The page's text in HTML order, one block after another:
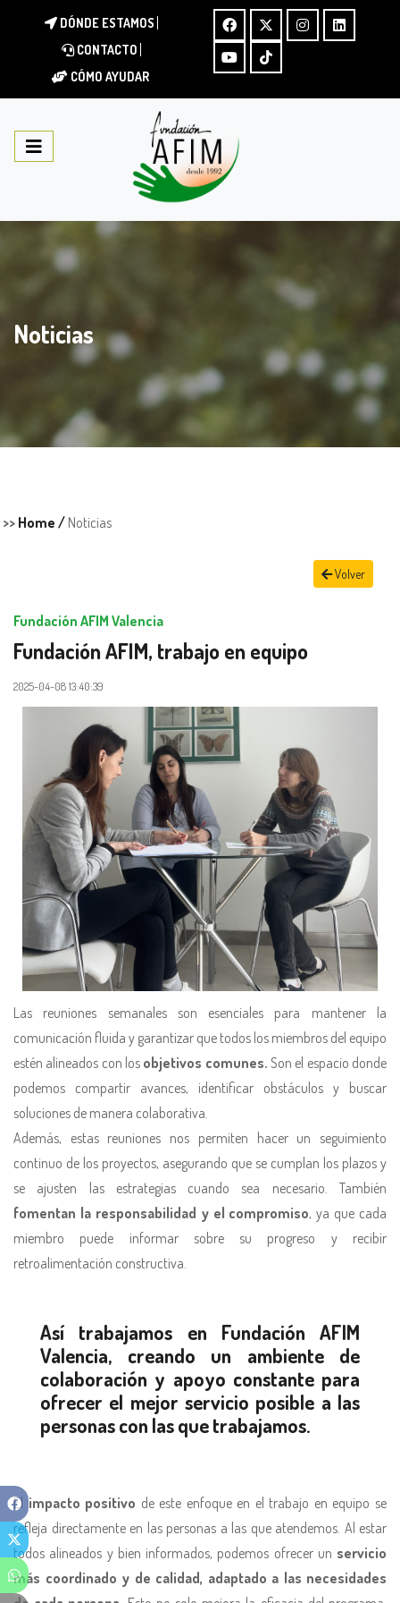
DÓNDE ESTAMOS
CONTACTO
CÓMO AYUDAR
Noticias
>> Home / Noticias
Volver
Fundación AFIM Valencia
Fundación AFIM, trabajo en equipo
2025-04-08 13:40:39
Las reuniones semanales son esenciales para mantener la
comunicación fluida y garantizar que todos los miembros del equipo
estén alineados con los objetivos comunes.Son el espacio donde
podemos compartir avances, identificar obstáculos y buscar
soluciones de manera colaborativa.
Además, estas reuniones nos permiten hacer un seguimiento
continuo de los proyectos, asegurando que se cumplan los plazos y
se ajusten las estrategias cuando sea necesario. También
fomentan la responsabilidad y el compromiso, ya que cada
miembro puede informar sobre su progreso y recibir
retroalimentación constructiva.
Así trabajamos en Fundación AFIM
Valencia, creando un ambiente de
colaboración y apoyo constante para
ofrecer el mejor servicio posible a las
personas con las que trabajamos.
Elimpacto positivo de este enfoque en el trabajo en equipo se
refleja directamente en las personas a las que atendemos. Al estar
todos alineados y bien informados, podemos ofrecer un servicio
más coordinado y de calidad, adaptado a las necesidades